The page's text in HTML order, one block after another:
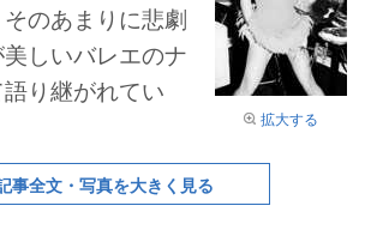
拡大する
のあまりに悲劇
しいバレエのナ
り継がれてい
事全文・写真を大きく見る